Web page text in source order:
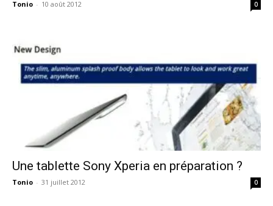
Tonio - 10 août 2012 0
Une tablette Sony Xperia en préparation ?
Tonio - 31 juillet 2012 0